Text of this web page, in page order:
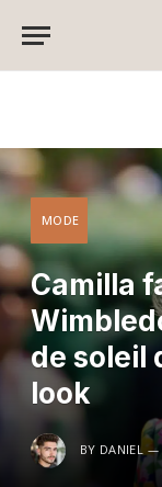
MODE
Camilla
de soleil
look
BY DANIEL